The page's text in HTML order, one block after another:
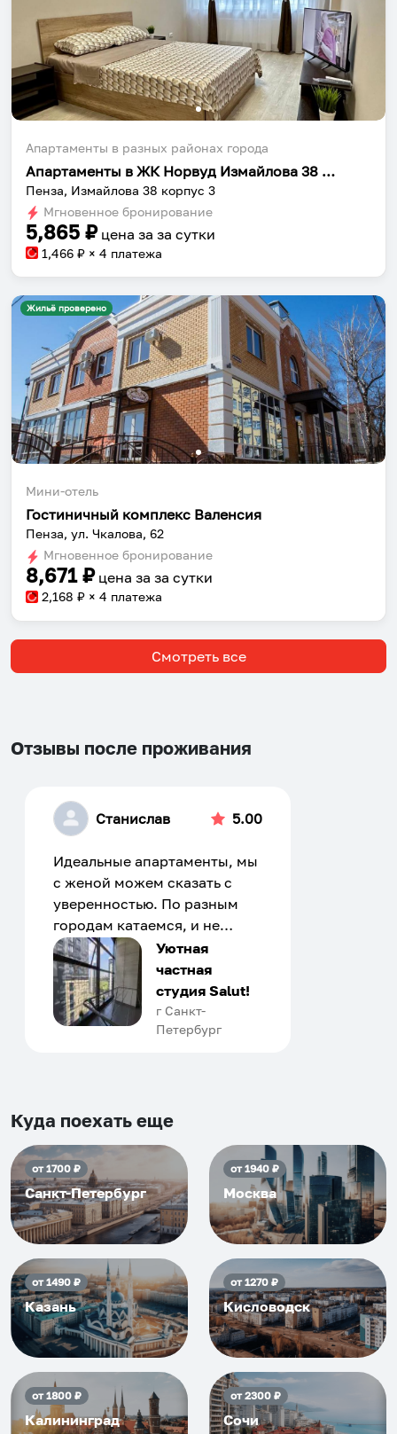
Апартаменты в разных районах города
Апартаменты в ЖК Норвуд Измайлова 38 корпус 3
Пенза, Измайлова 38 корпус 3
Мгновенное бронирование
5,865 ₽ цена за за сутки
1,466 ₽ × 4 платежа
Жильё проверено
Мини-отель
Гостиничный комплекс Валенсия
Пенза, ул. Чкалова, 62
Мгновенное бронирование
8,671₽ цена за за сутки
2,168 ₽ × 4 платежа
Смотреть все
Отзывы после проживания
Станислав 5.00
Идеальные апартаменты, мы
с женой можем сказать с
уверенностью. По разным
городам катаемся, и не
только в России. Сервис на
отличном уровне. Хозяин
апартаментов доброй души
человек, всегда можно
договориться, подскажет
приезжать еще...
Уютная
частная
студия Salut!
г Санкт-
Петербург
Куда поехать еще
от1700₽
Санкт-Петербург
от1940₽
Москва
от1490₽
Казань
от1270₽
Кисловодск
от1800₽
Калининград
от2300₽
Сочи